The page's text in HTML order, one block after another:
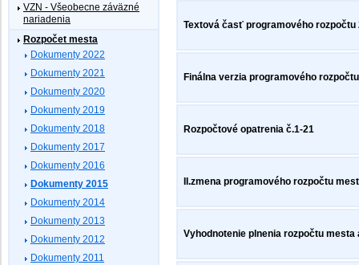
Textová časť programového rozpočtu
Finálna verzia programového
Rozpočtové opatrenia č.1-21
II.zmena programového rozpočtu
Vyhodnotenie plnenia rozpočtu
VZN - Všeobecne záväzné
nariadenia
Rozpočet mesta
Dokumenty 2022
Dokumenty 2021
Dokumenty 2020
Dokumenty 2019
Dokumenty 2018
Dokumenty 2017
Dokumenty 2016
Dokumenty 2015
Dokumenty 2014
Dokumenty 2013
Dokumenty 2012
Dokumenty 2011